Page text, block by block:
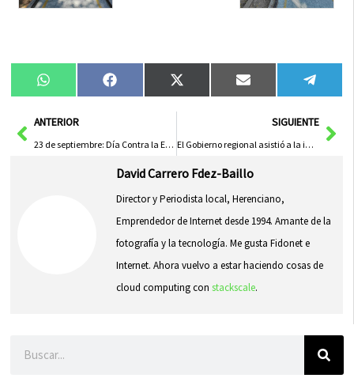
Compartir
en
WhatsAppCompartir
en
FacebookCompartir
en
X
(Twitter)
Compartir
en
Email
en
AntANTERIOR
23 de septiembre: Día Contra la Explotación y Tráfico de Mujeres
SIGUIENTE
El Gobierno regional asistió a la inauguración de la feria y fiestas de La Merced de Herencia
David Carrero Fdez-Baillo
Director y Periodista local, Herenciano,
Emprendedor de Internet desde 1994. Amante de la
fotografía y la tecnología. Me gusta Fidonet e
Internet. Ahora vuelvo a estar haciendo cosas de
cloud computing con stackscale.